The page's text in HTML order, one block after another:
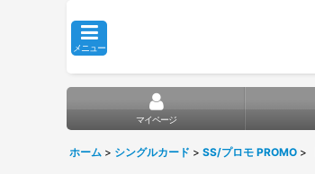
メニュー
マイページ
ホーム > シングルカード > SS/プロモ PROMO >